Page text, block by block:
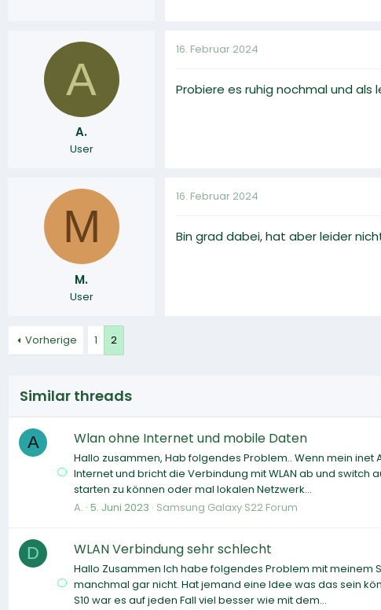
A
A.
User
16. Februar 2024
Probiere es ruhig nochmal und
M
M.
User
16. Februar 2024
Bin grad dabei, hat aber leider
Vorherige 1 2
Similar threads
A Wlan ohne Internet und mobile Daten
Hallo zusammen, Hab folgendes Problem.. Wenn mein inet
Internet und bricht die Verbindung mit WLAN ab und switch
starten zu können oder mal lokalen Netzwerk...
A. 5. Juni 2023 Samsung Galaxy S22 Forum
D WLAN Verbindung sehr schlecht
Hallo Zusammen Ich habe folgendes Problem mit meinem
manchmal gar nicht. Hat jemand eine Idee was das sein
S10 war es auf jeden Fall viel besser wie mit dem...